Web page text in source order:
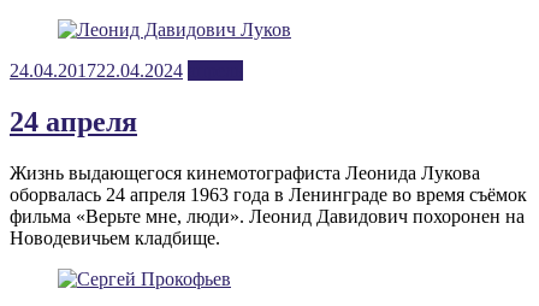
Posted
24.04.201722.04.2024
24 апреля
Жизнь выдающегося кинемотографиста Леонида Лукова
оборвалась 24 апреля 1963 года в Ленинграде во время съёмок
фильма «Верьте мне, люди». Леонид Давидович похоронен на
Новодевичьем кладбище.